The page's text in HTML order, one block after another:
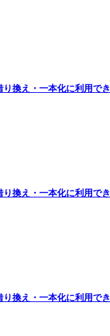
り換え・一本化に利用
り換え・一本化に利用
り換え・一本化に利用